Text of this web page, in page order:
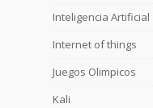
Inteligencia Artificial
Internet of things
Juegos Olimpicos
Kali